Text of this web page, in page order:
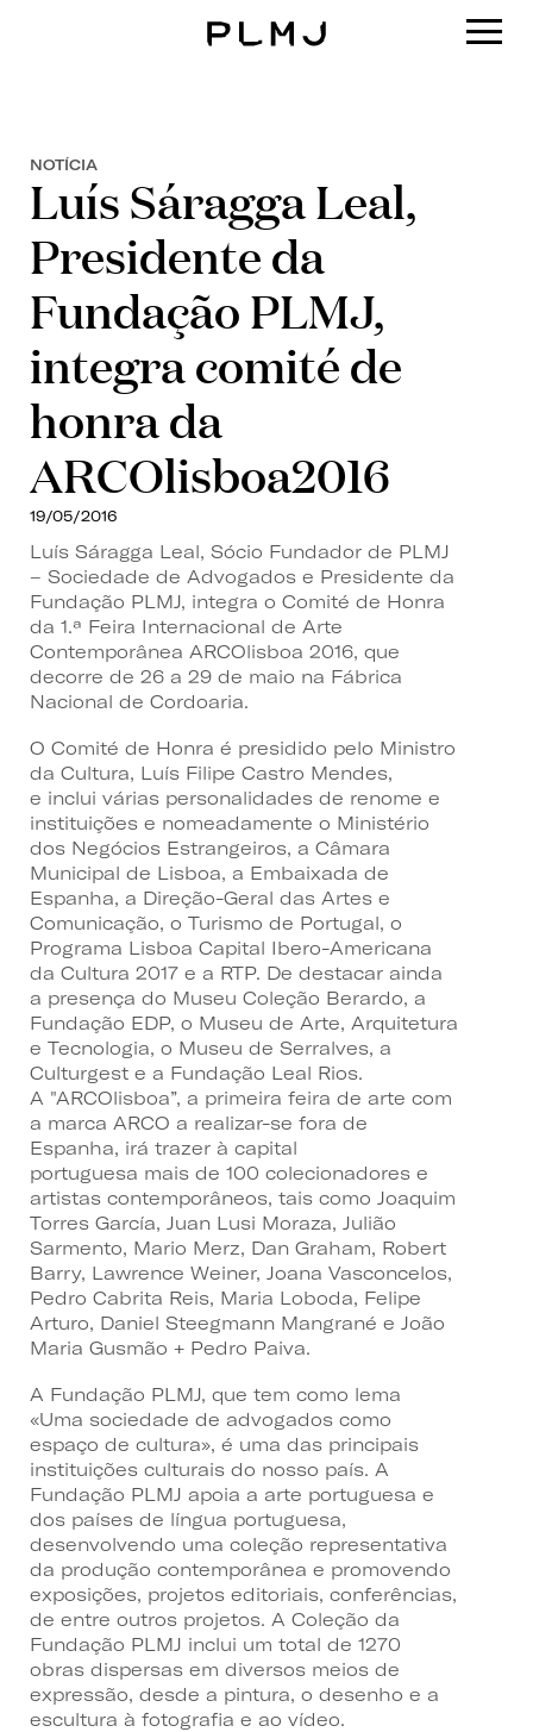
NOTÍCIA
Luís Sáragga Leal,
Presidente da
Fundação PLMJ,
integra comité de
honra da
ARCOlisboa2016
19/05/2016
Luís Sáragga Leal, Sócio Fundador de PLMJ
– Sociedade de Advogados e Presidente da
Fundação PLMJ, integra o Comité de Honra
da 1.ª Feira Internacional de Arte
Contemporânea ARCOlisboa 2016, que
decorre de 26 a 29 de maio na Fábrica
Nacional de Cordoaria.
O Comité de Honra é presidido pelo Ministro
da Cultura, Luís Filipe Castro Mendes,
e inclui várias personalidades de renome e
instituições e nomeadamente o Ministério
dos Negócios Estrangeiros, a Câmara
Municipal de Lisboa, a Embaixada de
Espanha, a Direção-Geral das Artes e
Comunicação, o Turismo de Portugal, o
Programa Lisboa Capital Ibero-Americana
da Cultura 2017 e a RTP. De destacar ainda
a presença do Museu Coleção Berardo, a
Fundação EDP, o Museu de Arte, Arquitetura
e Tecnologia, o Museu de Serralves, a
Culturgest e a Fundação Leal Rios.
A "ARCOlisboa”, a primeira feira de arte com
a marca ARCO a realizar-se fora de
Espanha, irá trazer à capital
portuguesa mais de 100 colecionadores e
artistas contemporâneos, tais como Joaquim
Torres García, Juan Lusi Moraza, Julião
Sarmento, Mario Merz, Dan Graham, Robert
Barry, Lawrence Weiner, Joana Vasconcelos,
Pedro Cabrita Reis, Maria Loboda, Felipe
Arturo, Daniel Steegmann Mangrané e João
Maria Gusmão + Pedro Paiva.
A Fundação PLMJ, que tem como lema
«Uma sociedade de advogados como
espaço de cultura», é uma das principais
instituições culturais do nosso país. A
Fundação PLMJ apoia a arte portuguesa e
dos países de língua portuguesa,
desenvolvendo uma coleção representativa
da produção contemporânea e promovendo
exposições, projetos editoriais, conferências,
de entre outros projetos. A Coleção da
Fundação PLMJ inclui um total de 1270
obras dispersas em diversos meios de
expressão, desde a pintura, o desenho e a
escultura à fotografia e ao vídeo.